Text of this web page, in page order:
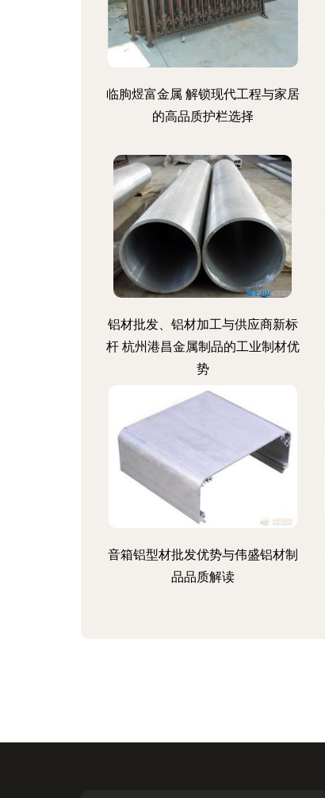
临朐煜富金属 解锁现代工程与家居
的高品质护栏选择
铝材批发、铝材加工与供应商新标
杆 杭州港昌金属制品的工业制材优
势
音箱铝型材批发优势与伟盛铝材制
品品质解读